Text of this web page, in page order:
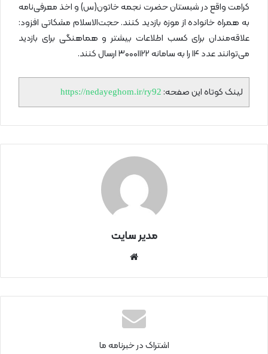
کرامت واقع در شبستان حضرت نجمه خاتون(س) و اخذ معرفی‌نامه
به همراه خانواده از موزه بازدید کنند. حجت‌الاسلام مشکاتی افزود:
علاقه‌مندان برای کسب اطلاعات بیشتر و هماهنگی برای بازدید
می‌توانند عدد ۱۴ را به سامانه ۳۰۰۰۱۱۲۲ ارسال کنند.
لینک کوتاه این صفحه: https://nedayeghom.ir/ry92
مدیر سایت
نتی
اشتراک در خبرنامه ما